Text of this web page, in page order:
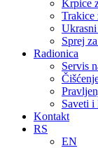
Krpice
Trakice
Sprej
Radionica
Servis
Saveti i
Kontakt
RS
EN